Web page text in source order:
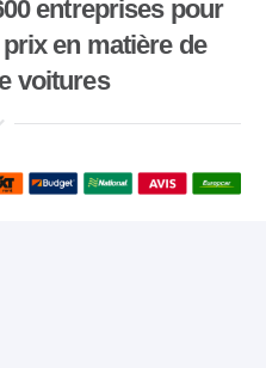
entreprises pour
en matière de
voitures